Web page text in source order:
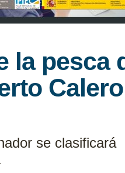
la pesca
Calero
se clasificará